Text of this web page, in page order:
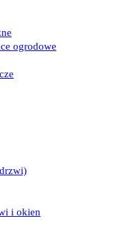
ogrodowe
i okien